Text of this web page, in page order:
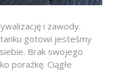
i zawody.
gotowi jesteśmy
Brak swojego
porażkę. Ciągłe